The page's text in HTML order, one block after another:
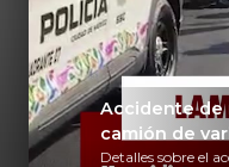
Accidente de
camión de
Detalles sobre el